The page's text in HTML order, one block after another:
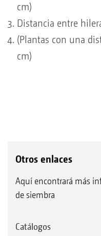
cm)
Distancia entre
(Plantas con una
cm)
Otros enlaces
Aquí encontrará más
de siembra
Catálogos